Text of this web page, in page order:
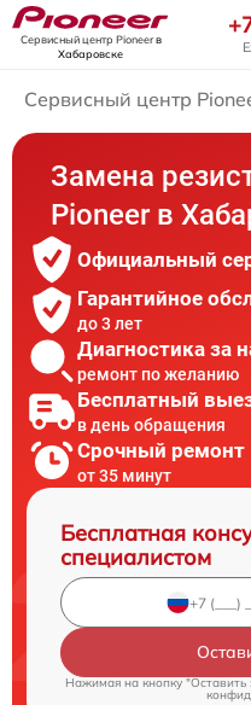
Сервисный центр Pioneerв
Хабаровске
Сервисный центр
Замена
Pioneer в
Официальный
Гарантийное
до 3 лет
Диагностика за
ремонт по желанию
Бесплатный
в день обращения
Срочный ремонт
от 35 минут
Бесплатная
специалистом
Нажимая на кнопку "Оставить